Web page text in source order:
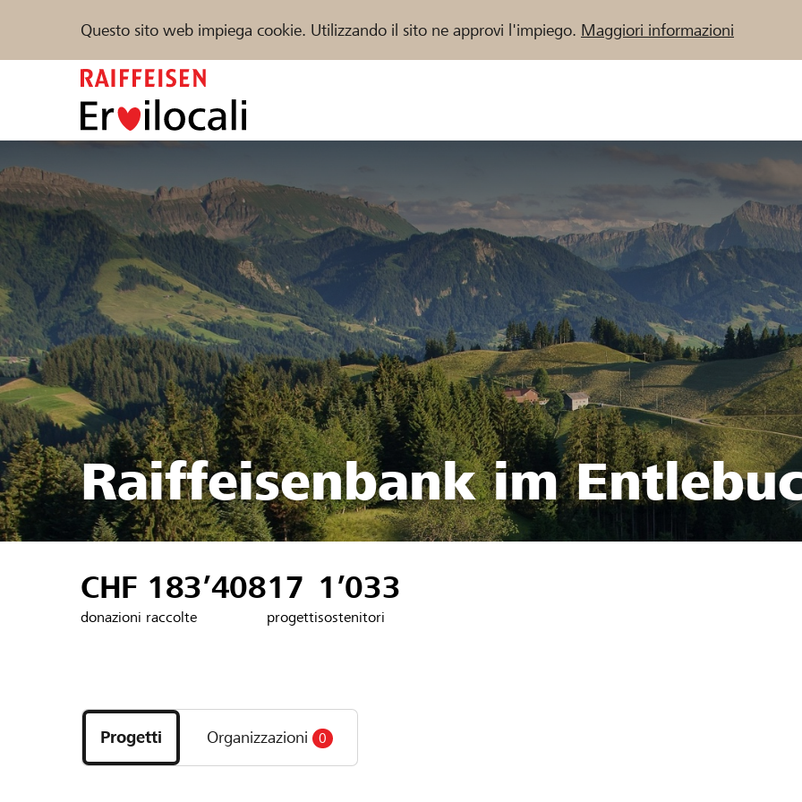
Questo sito web impiega cookie. Utilizzando il sito ne approvi l'impiego. Maggiori informazioni
Sostenere Aiuto & supporto
Trova progetti e organizzazioni
DE FR IT
Raiffeisenbank im
CHF 183’408
donazioni raccolte
17
progetti
1’033
sostenitori
i
progetti
e
Progetti Organizzazioni 0